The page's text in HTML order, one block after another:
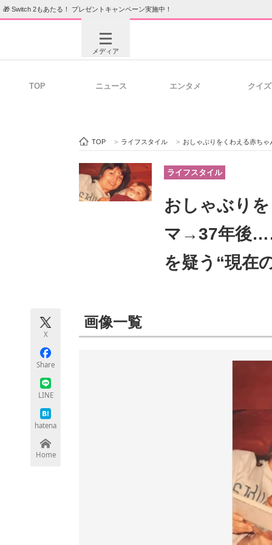
🎁 Switch 2もあたる！ プレゼントキャンペーン実施中！
メディア
ビジネスと働き方のヒント
企業向け
ちょっと気になるネットの話題
TOP ニュース エンタメ クイズ
TOP > ライフスタイル > おしゃぶりをくわえる赤ちゃん
ライフスタイル
おしゃぶり
マ→37年後
を疑う“現在
X
Share
LINE
hatena
Home
画像一覧